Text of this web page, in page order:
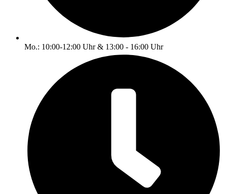
Mo.: 10:00-12:00 Uhr & 13:00 - 16:00 Uhr